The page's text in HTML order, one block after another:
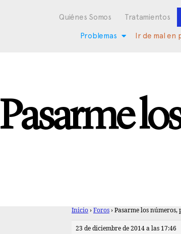
Quiénes Somos Tratamientos
Problemas Ir de mal en
Pasarme
Inicio › Foros › Pasarme los números,
23 de diciembre de 2014 a las 17:46